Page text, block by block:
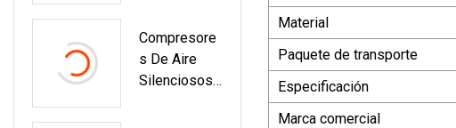
1.5Kw
50m3/h
Compresore
S De Aire
Silenciosos
Material
Paquete de transporte
Especificación
Marca comercial